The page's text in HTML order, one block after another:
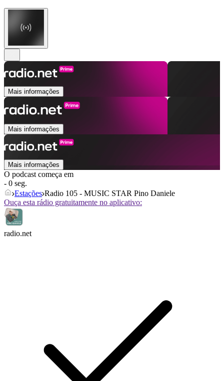
Mais informações
Mais informações
Mais informações
O podcast começa em
- 0 seg.
Estações Radio 105 - MUSIC STAR Pino Daniele
Ouça esta rádio gratuitamente no aplicativo:
radio.net